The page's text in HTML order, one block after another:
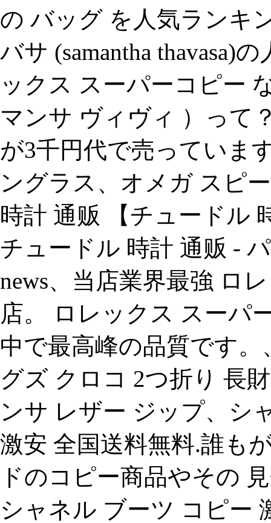
の バッグ を人気ランキ
バサ (samantha thavasa)
ックス スーパーコピー
マンサ ヴィヴィ ）って
が3千円代で売っていま
ングラス、オメガ スピ
時計 通贩 【チュードル
チュードル 時計 通贩 -
news、当店業界最強 ロ
店。 ロレックス スーパ
中で最高峰の品質です。
グズ クロコ 2つ折り 長
ンサ レザー ジップ、シ
激安 全国送料無料.誰も
ドのコピー商品やその
シャネル ブーツ コピー